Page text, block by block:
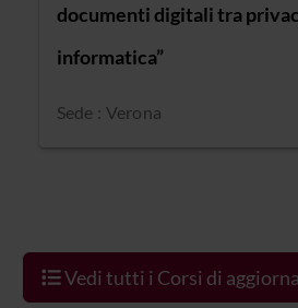
documenti digitali tra
informatica”
Sede : Verona
Vedi tutti i Corsi di